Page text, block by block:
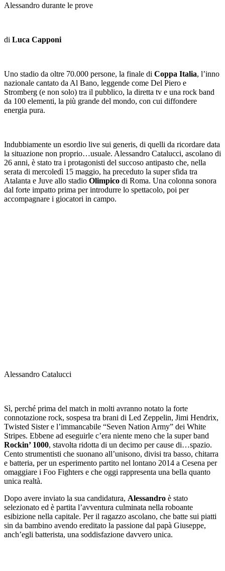
Alessandro durante le prove
di Luca Capponi
Uno stadio da oltre 70.000 persone, la finale di Coppa Italia, l’inno
nazionale cantato da Al Bano, leggende come Del Piero e
Stromberg (e non solo) tra il pubblico, la diretta tv e una rock band
da 100 elementi, la più grande del mondo, con cui diffondere
energia pura.
Indubbiamente un esordio live sui generis, di quelli da ricordare data
la situazione non proprio…usuale. Alessandro Catalucci, ascolano di
26 anni, è stato tra i protagonisti del succoso antipasto che, nella
serata di mercoledì 15 maggio, ha preceduto la super sfida tra
Atalanta e Juve allo stadio Olimpico di Roma. Una colonna sonora
dal forte impatto prima per introdurre lo spettacolo, poi per
accompagnare i giocatori in campo.
Alessandro Catalucci
Sì, perché prima del match in molti avranno notato la forte
connotazione rock, sospesa tra brani di Led Zeppelin, Jimi Hendrix,
Twisted Sister e l’immancabile “Seven Nation Army” dei White
Stripes. Ebbene ad eseguirle c’era niente meno che la super band
Rockin’ 1000, stavolta ridotta di un decimo per cause di…spazio.
Cento strumentisti che suonano all’unisono, divisi tra basso, chitarra
e batteria, per un esperimento partito nel lontano 2014 a Cesena per
omaggiare i Foo Fighters e che oggi rappresenta una bella quanto
unica realtà.
Dopo avere inviato la sua candidatura, Alessandro è stato
selezionato ed è partita l’avventura culminata nella roboante
esibizione nella capitale. Per il ragazzo ascolano, che batte sui piatti
sin da bambino avendo ereditato la passione dal papà Giuseppe,
anch’egli batterista, una soddisfazione davvero unica.